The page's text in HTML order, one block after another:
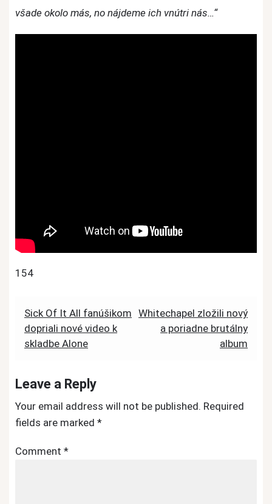
všade okolo más, no nájdeme ich vnútri nás…“
154
Post
navigation
Sick Of It All fanúšikom
dopriali nové video k
skladbe Alone
Whitechapel zložili nový
a poriadne brutálny
album
Leave a Reply
Your email address will not be published. Required
fields are marked *
Comment *